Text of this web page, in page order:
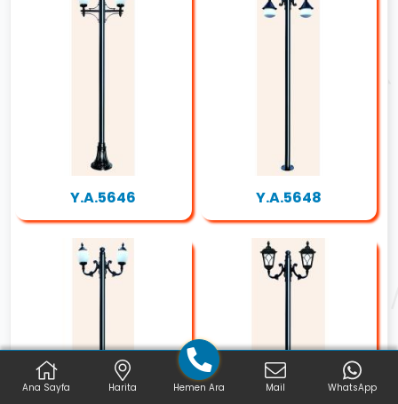
Y.A.5646 Y.A.5648
Ana Sayfa Harita Hemen Ara Mail WhatsApp